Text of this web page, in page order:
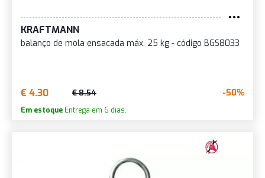
KRAFTMANN
balanço de mola ensacada máx. 25 kg - código BGS8033
€ 4.30 € 8.54 -50%
Em estoque Entrega em 6 dias.